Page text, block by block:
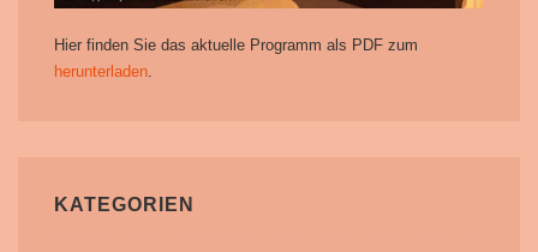
Hier finden Sie das aktuelle Programm als PDF zum
herunterladen
KATEGORIEN